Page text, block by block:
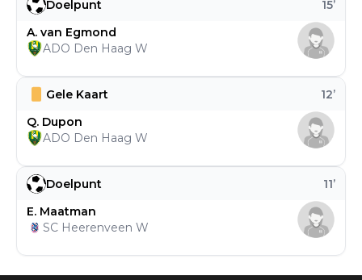
Doelpunt 11’
E. Maatman
SC Heerenveen W
Gele Kaart 12’
Q. Dupon
ADO Den Haag W
Doelpunt 15’
A. van Egmond
ADO Den Haag W